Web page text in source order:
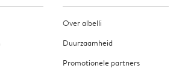
Over albelli
Duurzaamheid
Promotionele partners